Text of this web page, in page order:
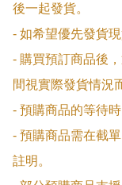
後一起發貨。
- 如希望優先發貨
- 購買預訂商品後
間視實際發貨情況
- 預購商品的等待
- 預購商品需在截
註明。